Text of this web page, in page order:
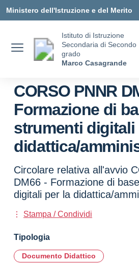
Ministero dell'Istruzione e del Merito
Istituto di Istruzione
Secondaria di Secondo
grado
Marco Casagrande
CORSO PNNR
Formazione di
strumenti digitali
didattica/
Circolare relativa all'avvio
DM66 - Formazione di
digitali per la didattica/
Stampa / Condividi
Tipologia
Documento Didattico